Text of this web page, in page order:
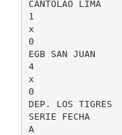
CANTOLAO LIMA
1
x
0
EGB SAN JUAN
4
x
0
DEP. LOS TIGRES
SERIE FECHA
A